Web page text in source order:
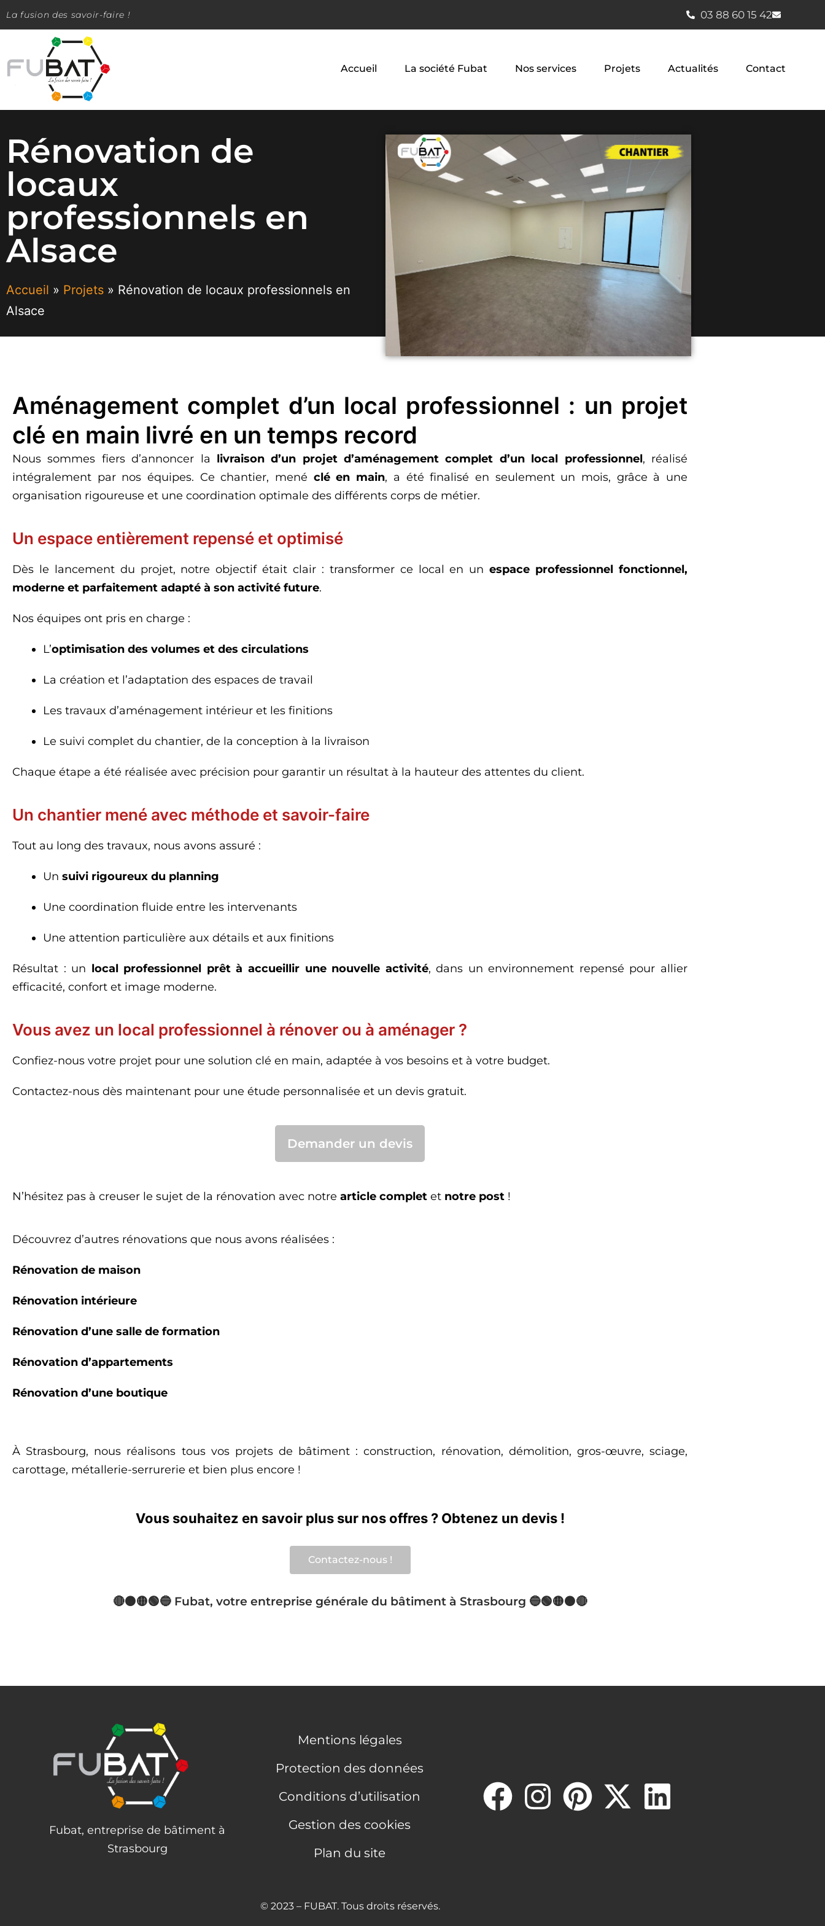
La fusion des savoir-faire ! 03 88 60 15 42
Accueil La société Fubat Nos services Projets Actualités Contact
Rénovation de
locaux
professionnels en
Alsace
Accueil » Projets » Rénovation de locaux professionnels en
Alsace
Aménagement complet d’un local professionnel : un projet
clé en main livré en un temps record
Nous sommes fiers d’annoncer la livraison d’un projet d’aménagement complet d’un local professionnel, réalisé
intégralement par nos équipes. Ce chantier, mené clé en main, a été finalisé en seulement un mois, grâce à une
organisation rigoureuse et une coordination optimale des différents corps de métier.
Un espace entièrement repensé et optimisé
Dès le lancement du projet, notre objectif était clair : transformer ce local en unespace professionnel fonctionnel,
moderne et parfaitement adapté à son activité future.
Nos équipes ont pris en charge :
L’optimisation des volumes et des circulations
La création et l’adaptation des espaces de travail
Les travaux d’aménagement intérieur et les finitions
Le suivi complet du chantier, de la conception à la livraison
Chaque étape a été réalisée avec précision pour garantir un résultat à la hauteur des attentes du client.
Un chantier mené avec méthode et savoir-faire
Tout au long des travaux, nous avons assuré :
Un suivi rigoureux du planning
Une coordination fluide entre les intervenants
Une attention particulière aux détails et aux finitions
Résultat : un local professionnel prêt à accueillir une nouvelle activité, dans un environnement repensé pour allier
efficacité, confort et image moderne.
Vous avez un local professionnel à rénover ou à aménager ?
Confiez-nous votre projet pour une solution clé en main, adaptée à vos besoins et à votre budget.
Contactez-nous dès maintenant pour une étude personnalisée et un devis gratuit.
Demander un devis
N’hésitez pas à creuser le sujet de la rénovation avec notre article complet et notre post !
Découvrez d’autres rénovations que nous avons réalisées :
Rénovation de maison
Rénovation intérieure
Rénovation d’une salle de formation
Rénovation d’appartements
Rénovation d’une boutique
À Strasbourg, nous réalisons tous vos projets de bâtiment : construction, rénovation, démolition, gros-œuvre, sciage,
carottage, métallerie-serrurerie et bien plus encore !
Vous souhaitez en savoir plus sur nos offres ? Obtenez un devis !
Contactez-nous !
🔴🟠🟡🟢🔵 Fubat, votre entreprise générale du bâtiment à Strasbourg 🔵🟢🟡🟠🔴
Fubat, entreprise de bâtiment à
Strasbourg
Mentions légales
Protection des données
Conditions d’utilisation
Gestion des cookies
Plan du site
© 2023 – FUBAT. Tous droits réservés.